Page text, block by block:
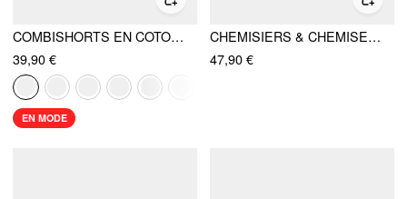
COMBISHORTS EN COTON MÉLANGÉ AVEC COL ASYMÉTRIQUE ET CORDON DE SERRAGE
39,90 €
EN MODE
CHEMISIERS & CHEMISES À MANCHES COURTES AVEC RAYURES ET COL MONTANT TISSÉ, COUPES CURVE & PLUS
47,90 €